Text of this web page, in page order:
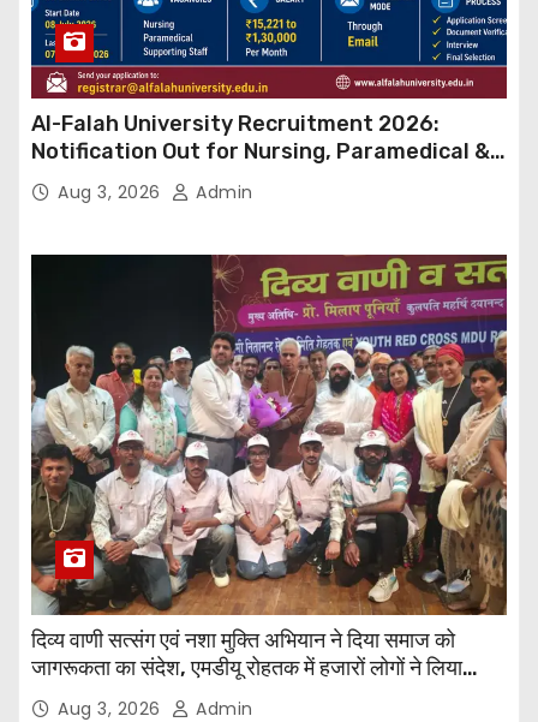
Al-Falah University Recruitment 2026:
Notification Out for Nursing, Paramedical &
Supporting Staff Posts, Apply Through Email
Aug 3, 2026 Admin
दिव्य वाणी सत्संग एवं नशा मुक्ति अभियान ने दिया समाज को
जागरूकता का संदेश, एमडीयू रोहतक में हजारों लोगों ने लिया
संकल्पAug 3, 2026 Admin